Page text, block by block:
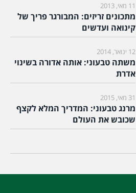
11 מאי, 2013
מתכונים זריזים: המבורגר פריך של
קינואה ועדשים
12 ינואר, 2014
משתה טבעוני: אותה אדורה בשינוי
אדרת
31 מאי, 2015
מרנג טבעוני: המדריך המלא לקצף
שכובש את העולם